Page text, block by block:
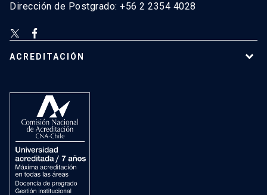
Dirección de Postgrado: +56 2 2354 4028
ACREDITACIÓN